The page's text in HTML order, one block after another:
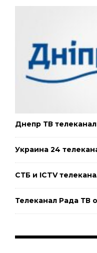
Днепр ТВ
Украина 24
СТБ и ICTV
Телеканал Рада ТВ